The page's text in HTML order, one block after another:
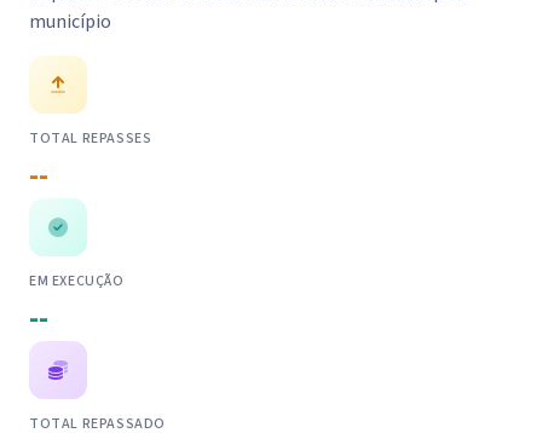
município
TOTAL REPASSES
--
EM EXECUÇÃO
--
TOTAL REPASSADO